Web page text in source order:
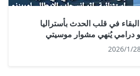
في قلب الحدث بأستراليا
درامي يُنهي مشوار موسيتي
2026/1/